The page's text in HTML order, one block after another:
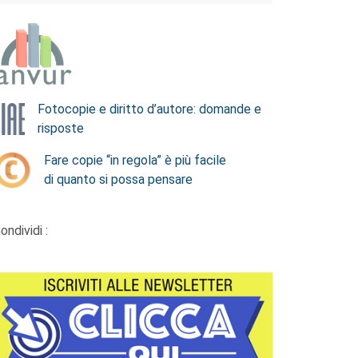
Fotocopie e diritto d’autore: domande e
risposte
Fare copie “in regola” è più facile
di quanto si possa pensare
: